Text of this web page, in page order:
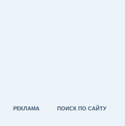
РЕКЛАМА ПОИСК ПО САЙТУ